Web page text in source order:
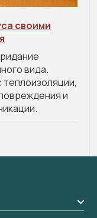
своими
вида.
и